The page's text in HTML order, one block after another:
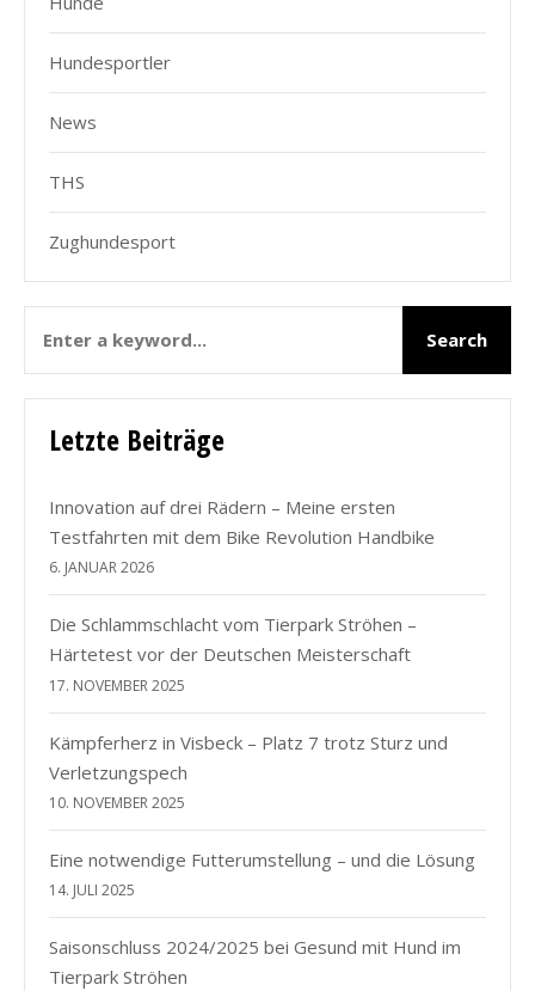
Hundesportler
News
THS
Zughundesport
Letzte Beiträge
Innovation auf drei Rädern – Meine ersten
Testfahrten mit dem Bike Revolution Handbike
6. JANUAR 2026
Die Schlammschlacht vom Tierpark Ströhen –
Härtetest vor der Deutschen Meisterschaft
17. NOVEMBER 2025
Kämpferherz in Visbeck – Platz 7 trotz Sturz und
Verletzungspech
10. NOVEMBER 2025
Eine notwendige Futterumstellung – und die Lösung
14. JULI 2025
Saisonschluss 2024/2025 bei Gesund mit Hund im
Tierpark Ströhen